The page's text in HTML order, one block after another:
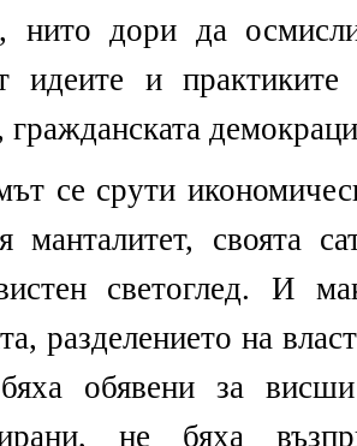
нито дори да
идеите и
гражданската
се срути
манталитет, своята
светоглед. И
разделението на
бяха обявени за
не бяха